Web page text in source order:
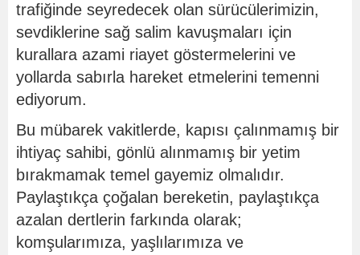
trafiğinde seyredecek olan sürücülerimizin,
sevdiklerine sağ salim kavuşmaları için
kurallara azami riayet göstermelerini ve
yollarda sabırla hareket etmelerini temenni
ediyorum.
Bu mübarek vakitlerde, kapısı çalınmamış bir
ihtiyaç sahibi, gönlü alınmamış bir yetim
bırakmamak temel gayemiz olmalıdır.
Paylaştıkça çoğalan bereketin, paylaştıkça
azalan dertlerin farkında olarak;
komşularımıza, yaşlılarımıza ve